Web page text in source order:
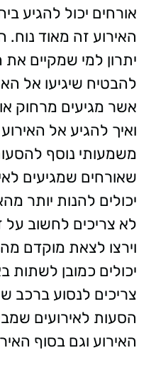
אורחים יכול להגיע
האירוע זה מאוד נוח.
יתרון למי שמקיים את
להבטיח שיגיעו אל
אשר מגיעים מרחוק
ואיך להגיע אל
משמעותי נוסף
שאורחים שמגיעים
יכולים להנות יותר
לא צריכים לחשוב על
וירצו לצאת מוקדם
יכולים כמובן לשתות
צריכים לנסוע ברכב
הסעות לאירועים
האירוע וגם בסוף